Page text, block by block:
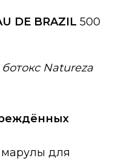
DE BRAZIL 500
Natureza
марулы для